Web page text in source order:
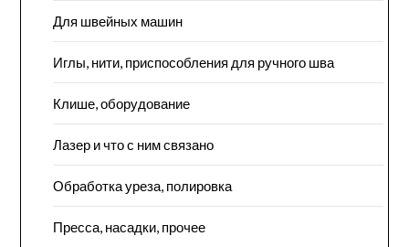
Для швейных машин
Иглы, нити, приспособления для ручного шва
Клише, оборудование
Лазер и что с ним связано
Обработка уреза, полировка
Пресса, насадки, прочее